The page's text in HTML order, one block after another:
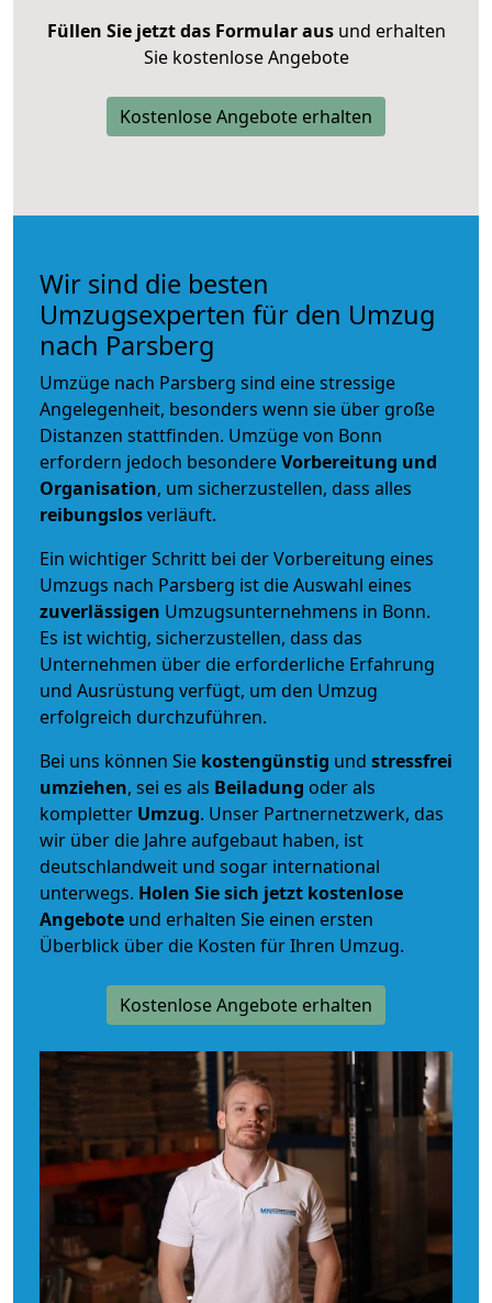
Füllen Sie jetzt das Formular ausund erhalten
Sie kostenlose Angebote
Kostenlose Angebote erhalten
Wir sind die besten
Umzugsexperten für den Umzug
nach Parsberg
Umzüge nach Parsberg sind eine stressige
Angelegenheit, besonders wenn sie über große
Distanzen stattfinden. Umzüge von Bonn
erfordern jedoch besondereVorbereitung und
Organisation, um sicherzustellen, dass alles
reibungslosverläuft.
Ein wichtiger Schritt bei der Vorbereitung eines
Umzugs nach Parsberg ist die Auswahl eines
zuverlässigen Umzugsunternehmens in Bonn.
Es ist wichtig, sicherzustellen, dass das
Unternehmen über die erforderliche Erfahrung
und Ausrüstung verfügt, um den Umzug
erfolgreich durchzuführen.
Bei uns können Sie kostengünstig und stressfrei
umziehen, sei es als Beiladung oder als
kompletter Umzug. Unser Partnernetzwerk, das
wir über die Jahre aufgebaut haben, ist
deutschlandweit und sogar international
unterwegs. Holen Sie sich jetzt kostenlose
Angebote und erhalten Sie einen ersten
Überblick über die Kosten für Ihren Umzug.
Kostenlose Angebote erhalten